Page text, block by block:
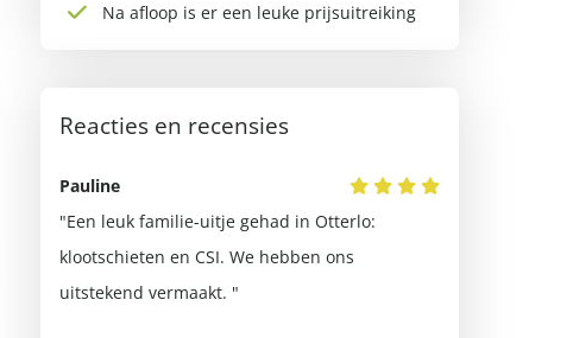
Na afloop is er een leuke prijsuitreiking
Reacties en recensies
Pauline
"Een leuk familie-uitje gehad in Otterlo:
klootschieten en CSI. We hebben ons
uitstekend vermaakt. "